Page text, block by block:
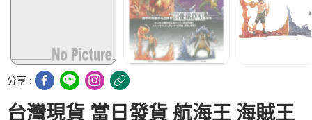
分享 :
台灣現貨 當日發貨 航海王 海賊王